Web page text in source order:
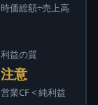
時価総額÷売上高
利益の質
注意
営業CF < 純利益